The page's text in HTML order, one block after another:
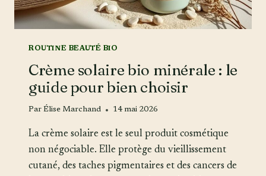
ROUTINE BEAUTÉ BIO
Crème solaire bio minérale : le
guide pour bien choisir
Par Élise Marchand 14 mai 2026
La crème solaire est le seul produit cosmétique
non négociable. Elle protège du vieillissement
cutané, des taches pigmentaires et des cancers de